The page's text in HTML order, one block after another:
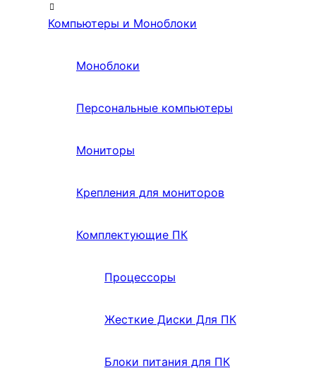
Компьютеры и Моноблоки
Моноблоки
Персональные компьютеры
Мониторы
Крепления для мониторов
Комплектующие ПК
Процессоры
Жесткие Диски Для ПК
Блоки питания для ПК